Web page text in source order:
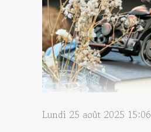
Lundi 25 août 2025 15:06